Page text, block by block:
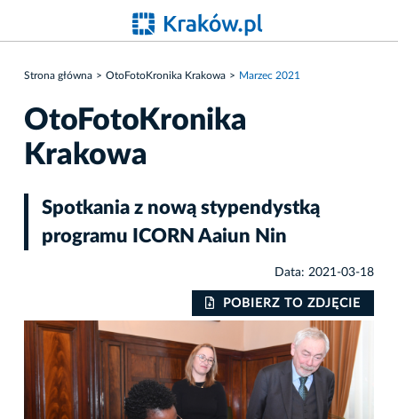
Strona główna OtoFotoKronika Krakowa Marzec 2021
OtoFotoKronika
Krakowa
Spotkania z nową stypendystką
programu ICORN Aaiun Nin
Data: 2021-03-18
POBIERZ TO ZDJĘCIE